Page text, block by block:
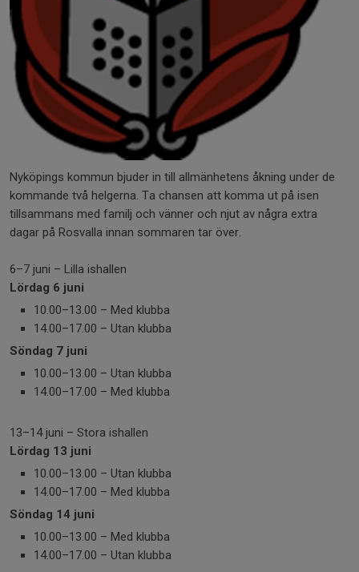
Nyköpings kommun bjuder in till allmänhetens åkning under de
kommande två helgerna. Ta chansen att komma ut på isen
tillsammans med familj och vänner och njut av några extra
dagar på Rosvalla innan sommaren tar över.
6–7 juni – Lilla ishallen
Lördag 6 juni
10.00–13.00 – Med klubba
14.00–17.00 – Utan klubba
Söndag 7 juni
10.00–13.00 – Utan klubba
14.00–17.00 – Med klubba
13–14 juni – Stora ishallen
Lördag 13 juni
10.00–13.00 – Utan klubba
14.00–17.00 – Med klubba
Söndag 14 juni
10.00–13.00 – Med klubba
14.00–17.00 – Utan klubba